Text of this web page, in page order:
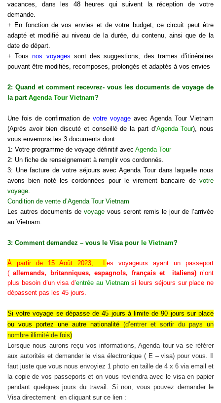
vacances, dans les 48 heures qui suivent la réception de votre
demande.
+ En fonction de vos envies et de votre budget, ce circuit peut être
adapté et modifié au niveau de la durée, du contenu, ainsi que de la
date de départ.
+ Tousnos voyages sont des suggestions, des trames d’itinéraires
pouvant être modifiés, recomposes, prolongés et adaptés à vos envies
2: Quand et comment recevrez- vous les documents de voyage de
la part Agenda Tour Vietnam?
Une fois de confirmation de votre voyage avec Agenda Tour Vietnam
(Après avoir bien discuté et conseillé de la part d’Agenda Tour), nous
vous enverrons les 3 documents dont:
1: Votre programme de voyage définitif avec Agenda Tour
2: Un fiche de renseignement à remplir vos cordonnés.
3: Une facture de votre séjours avec Agenda Tour dans laquelle nous
avons bien noté les cordonnées pour le virement bancaire de votre
voyage.
Condition de vente d’Agenda Tour Vietnam
Les autres documents de voyage vous seront remis le jour de l’arrivée
au Vietnam.
3: Comment demandez – vous le Visa pour le Vietnam?
À partir de 15 Août 2023, Les voyageurs ayant un passeport
(allemands, britanniques, espagnols, français et italiens)n’ont
plus besoin d’un visa d’entrée au Vietnam si leurs séjours sur place ne
dépassent pas les 45 jours.
Sivotre voyage se dépasse de 45 jours à limite de 90 jours sur place
ou vous portez une autre nationalité (d’entrer et sortir du pays un
nombre illimité de fois)
Lorsque nous aurons reçu vos informations, Agenda tour va se référer
aux autorités et demander le visa électronique ( E – visa) pour vous. Il
faut juste que vous nous envoyiez 1 photo en taille de 4 x 6 via email et
la copie de vos passeports et on vous reviendra avec le visa en papier
pendant quelques jours du travail. Si non, vous pouvez demander le
Visa directement en cliquant sur ce lien :